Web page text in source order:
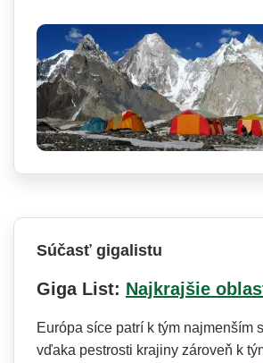
Súčasť gigalistu
Giga List: Najkrajšie
Európa síce patrí k tým najmenším
vďaka pestrosti krajiny zároveň k